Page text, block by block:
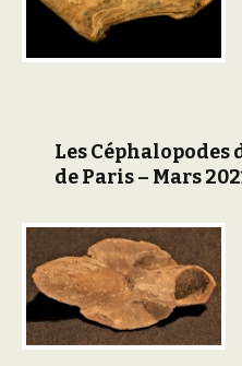
Les Céphalopodes
de Paris – Mars